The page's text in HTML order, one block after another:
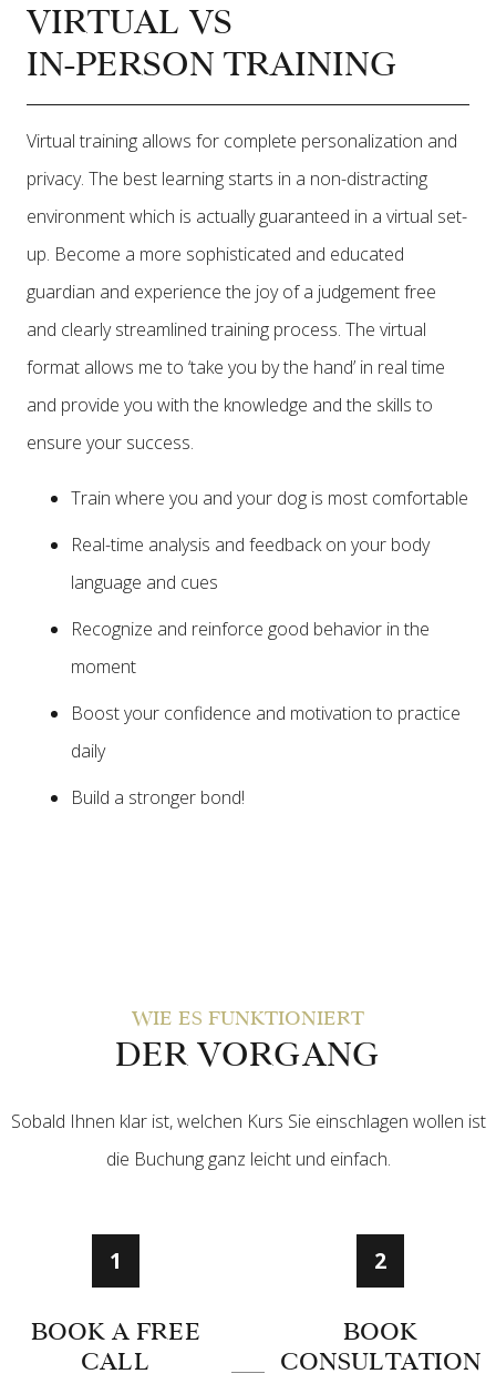
VIRTUAL VS
IN-PERSON TRAINING
Virtual training allows for complete personalization and
privacy. The best learning starts in a non-distracting
environment which is actually guaranteed in a virtual set-
up. Become a more sophisticated and educated
guardian and experience the joy of a judgement free
and clearly streamlined training process. The virtual
format allows me to ‘take you by the hand’ in real time
and provide you with the knowledge and the skills to
ensure your success.
Train where you and your dog is most comfortable
Real-time analysis and feedback on your body
language and cues
Recognize and reinforce good behavior in the
moment
Boost your confidence and motivation to practice
daily
Build a stronger bond!
WIE ES FUNKTIONIERT
DER VORGANG
Sobald Ihnen klar ist, welchen Kurs Sie einschlagen wollen ist
die Buchung ganz leicht und einfach.
1
BOOK A FREE
CALL
2
BOOK
CONSULTATION